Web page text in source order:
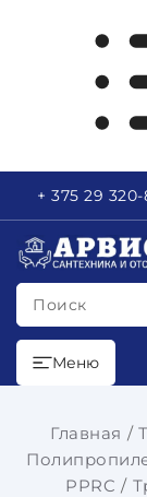
+ 375 29
Поиск
Меню
Главная
PPRC